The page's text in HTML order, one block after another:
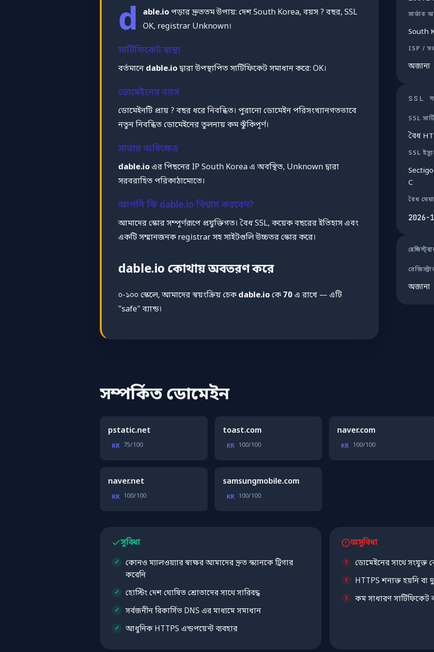
d able.ioপড়ার দ্রুততম উপায়: দেশ South Korea, বয়স ? বছর, SSL
OK, registrar Unknown।
সার্টিফিকেট স্বাস্থ্য
বর্তমানে dable.ioদ্বারা উপস্থাপিত সার্টিফিকেট সমাধান করে: OK।
ডোমেইনের বয়স
ডোমেইনটি প্রায় ? বছর ধরে নিবন্ধিত। পুরানো ডোমেইন পরিসংখ্যানগতভাবে
নতুন নিবন্ধিত ডোমেইনের তুলনায় কম ঝুঁকিপূর্ণ।
সার্ভার অধিক্ষেত্র
dable.ioএর পিছনের IP South Korea এ অবস্থিত, Unknown দ্বারা
সরবরাহিত পরিকাঠামোতে।
আপনি কি dable.io বিশ্বাস করবেন?
আমাদের স্কোর সম্পূর্ণরূপে প্রযুক্তিগত। বৈধ SSL, কয়েক বছরের ইতিহাস এবং
একটি সম্মানজনক registrar সহ সাইটগুলি উচ্চতর স্কোর করে।
dable.io কোথায় অবতরণ করে
০-১০০ স্কেলে, আমাদের স্বয়ংক্রিয় চেক dable.ioকে 70 এ রাখে — এটি
"safe" ব্যান্ড।
সার্ভার
South
ISP /
অজানা
SSL
SSL
বৈধ
SSL
C
বৈধ
2026-
অজানা
সম্পর্কিত ডোমেইন
pstatic.net
KR 75/100
toast.com
KR 100/100
naver.com
KR 100/100
naver.net
KR 100/100
samsungmobile.com
KR 100/100
সুবিধা
কোনও ম্যালওয়্যার স্বাক্ষর আমাদের দ্রুত স্ক্যানকে ট্রিগার
করেনি
হোস্টিং দেশ ঘোষিত শ্রোতাদের সাথে সারিবদ্ধ
সর্বজনীন রিকার্সিভ DNS এর মাধ্যমে সমাধান
আধুনিক HTTPS এন্ডপয়েন্ট ব্যবহার
অসুবিধা
ডোমেইনের সাথে সংযুক্ত
HTTPS শনাক্ত হয়নি বা
কম সাধারণ সার্টিফিকেট